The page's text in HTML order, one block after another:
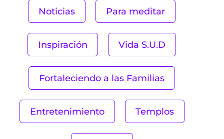
Noticias Para meditar
Inspiración Vida S.U.D
Fortaleciendo a las Familias
Entretenimiento Templos